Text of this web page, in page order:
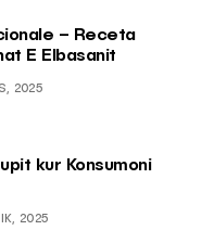
– Receta
E Elbasanit
2025
kur Konsumoni
2025